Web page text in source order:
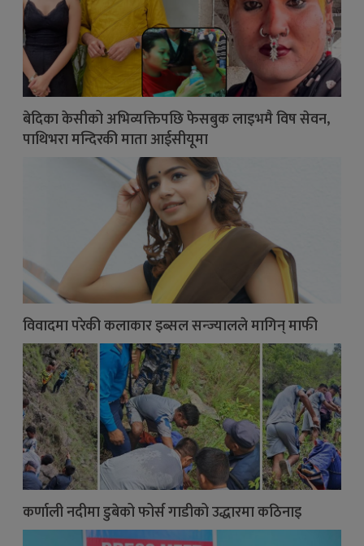
बेदिका केसीको अभिव्यक्तिपछि फेसबुक लाइभमै विष सेवन,
पाथिभरा मन्दिरकी माता आईसीयूमा
विवादमा परेकी कलाकार इब्सल सन्ज्यालले मागिन् माफी
कर्णाली नदीमा डुबेको फोर्स गाडीको उद्धारमा कठिनाइ